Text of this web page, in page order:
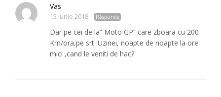
Vas
15 iunie 2018 Răspunde
Dar pe cei de la” Moto GP” care zboara cu 200
Km/ora,pe srt .Uzinei, noapte de noapte la ore
mici ,cand le veniti de hac?